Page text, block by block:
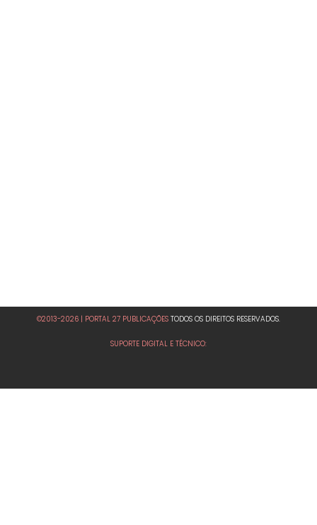
©2013-2026 | PORTAL 27 PUBLICAÇÕES TODOS OS DIREITOS RESERVADOS.
SUPORTE DIGITAL E TÉCNICO: